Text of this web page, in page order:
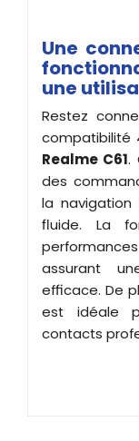
Une
une
Restez
compatibilité
Realme C61.
des
la
fluide. La
assurant
efficace. De
est idéale
contacts